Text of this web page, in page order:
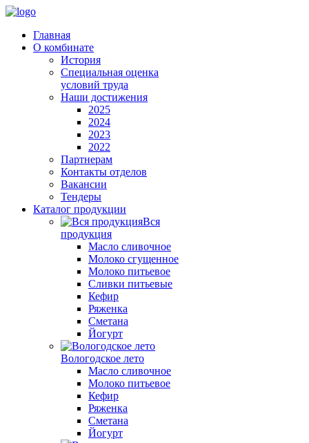
Главная
О комбинате
История
Специальная оценка
условий труда
Наши достижения
2025
2024
2023
2022
Партнерам
Контакты отделов
Вакансии
Тендеры
Каталог продукции
Вся
продукция
Масло сливочное
Молоко сгущенное
Молоко питьевое
Сливки питьевые
Кефир
Ряженка
Сметана
Йогурт
Вологодское лето
Масло сливочное
Молоко питьевое
Кефир
Ряженка
Сметана
Йогурт